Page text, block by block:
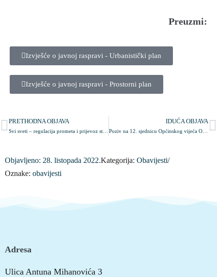
Preuzmi:
Izvješće o javnoj raspravi - Urbanistički plan
Izvješće o javnoj raspravi - Prostorni plan
PRETHODNA OBJAVA IDUĆA OBJAVA
Poziv na 12. sjednicu Općinskog vijeća Općine Krapinske Toplice
Objavljeno: 28. listopada 2022.Kategorija: Obavijesti/
Oznake: obavijesti
Adresa
Ulica Antuna Mihanovića 3